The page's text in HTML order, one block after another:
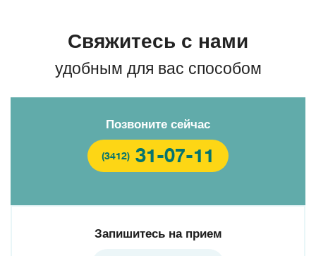
Свяжитесь с нами
удобным для вас способом
Позвоните сейчас
(3412) 31-07-11
Запишитесь на прием